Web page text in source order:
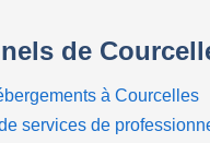
de
à Courcelles
services de